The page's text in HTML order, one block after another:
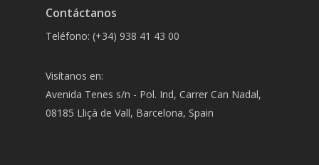
Contáctanos
Teléfono: (+34) 938 41 43 00
Visítanos en:
Avenida Tenes s/n - Pol. Ind, Carrer Can Nadal,
08185 Lliçà de Vall, Barcelona, Spain